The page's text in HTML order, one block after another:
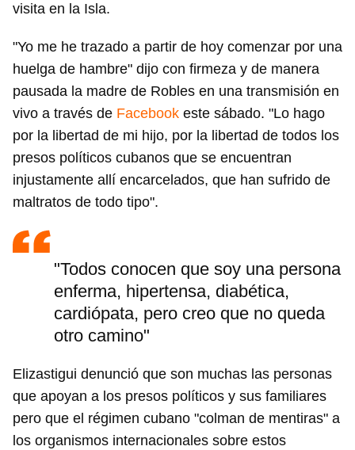
visita en la Isla.
"Yo me he trazado a partir de hoy comenzar por una
huelga de hambre" dijo con firmeza y de manera
pausada la madre de Robles en una transmisión en
vivo a través de Facebook este sábado. "Lo hago
por la libertad de mi hijo, por la libertad de todos los
presos políticos cubanos que se encuentran
injustamente allí encarcelados, que han sufrido de
maltratos de todo tipo".
"Todos conocen que soy una persona
enferma, hipertensa, diabética,
cardiópata, pero creo que no queda
otro camino"
Elizastigui denunció que son muchas las personas
que apoyan a los presos políticos y sus familiares
pero que el régimen cubano "colman de mentiras" a
los organismos internacionales sobre estos